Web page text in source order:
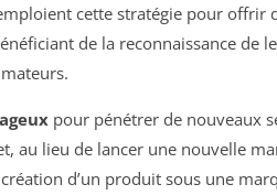
cette stratégie pour offrir
de la reconnaissance de
pour pénétrer de nouveaux
au lieu de lancer une nouvelle
d’un produit sous une